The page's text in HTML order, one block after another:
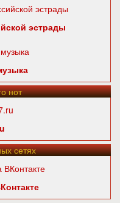
эстрады
нот
сетях